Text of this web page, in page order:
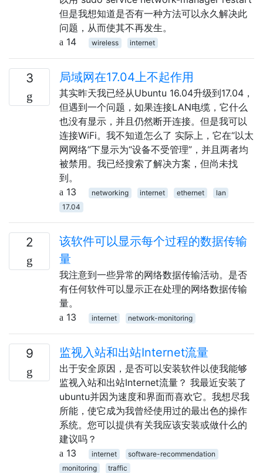
但是我想知道是否有一种方法可以永久解决此
问题，从而使其不再发生。
14
wireless internet
3 局域网在17.04上不起作用
其实昨天我已经从Ubuntu 16.04升级到17.04，
但遇到一个问题，如果连接LAN电缆，它什么
也没有显示，并且仍然断开连接。但是我可以
连接WiFi。我不知道怎么了 实际上，它在“以太
网网络”下显示为“设备不受管理”，并且两者均
被禁用。我已经搜索了解决方案，但尚未找
到。
13
networking internet ethernet
lan
17.04
2
该软件可以显示每个过程的数据传输
量
我注意到一些异常的网络数据传输活动。是否
有任何软件可以显示正在处理的网络数据传输
量。
13
internet network-monitoring
9 监视入站和出站Internet流量
出于安全原因，是否可以安装软件以使我能够
监视入站和出站Internet流量？ 我最近安装了
ubuntu并因为速度和界面而喜欢它。我想尽我
所能，使它成为我曾经使用过的最出色的操作
系统。您可以提供有关我应该安装或做什么的
建议吗？
13
internet
software-recommendation
monitoring
traffic